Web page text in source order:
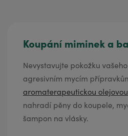
Koupání miminek a
Nevystavujte pokožku
agresivním mycím
aromaterapeutickou
nahradí pěny do koupele,
šampon na vlásky.